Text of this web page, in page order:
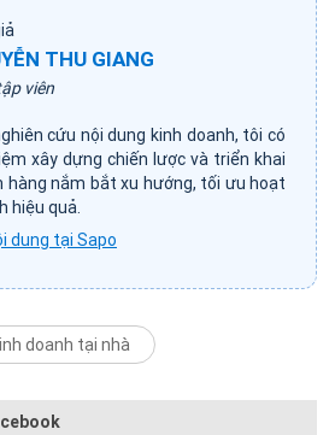
THU GIANG
viên
cứu nội dung kinh doanh, tôi có
xây dựng chiến lược và triển khai
hàng nắm bắt xu hướng, tối ưu hoạt
hiệu quả.
dung tại Sapo
doanh tại nhà